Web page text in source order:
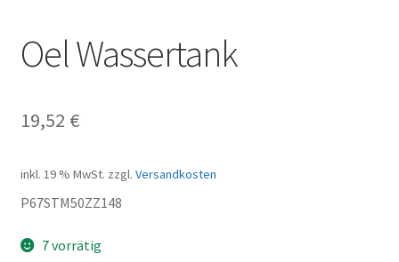
Oel Wassertank
19,52 €
inkl. 19 % MwSt. zzgl. Versandkosten
P67STM50ZZ148
7 vorrätig